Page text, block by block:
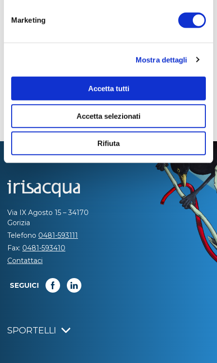
Marketing
Mostra dettagli
Accetta tutti
Accetta selezionati
Rifiuta
Via IX Agosto 15 – 34170
Gorizia
Telefono 0481-593111
Fax: 0481-593410
Contattaci
SEGUICI
SPORTELLI